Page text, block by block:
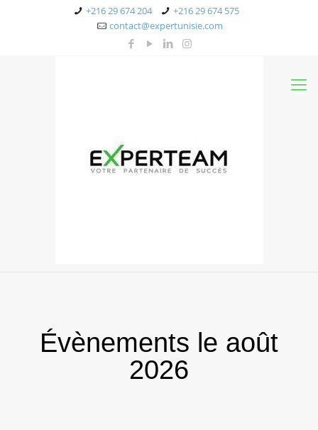
+216 29 674 204
+216 29 674 575
contact@expertunisie.com
Évènements le août
2026